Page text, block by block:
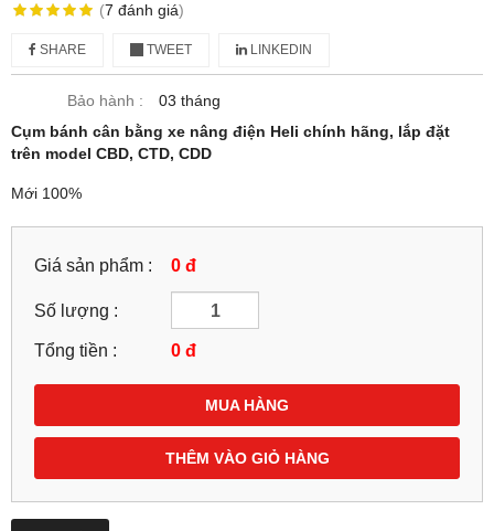
(7 đánh giá)
SHARE TWEET LINKEDIN
Bảo hành :
03 tháng
Cụm bánh cân bằng xe nâng điện Heli chính hãng, lắp đặt
trên model CBD, CTD, CDD
Mới 100%
Giá sản phẩm : 0 đ
Số lượng :
Tổng tiền : 0 đ
MUA HÀNG
THÊM VÀO GIỎ HÀNG